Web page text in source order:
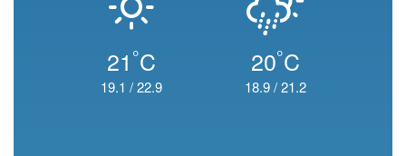
21 °C
19.1 /22.9
20°C
18.9/21.2